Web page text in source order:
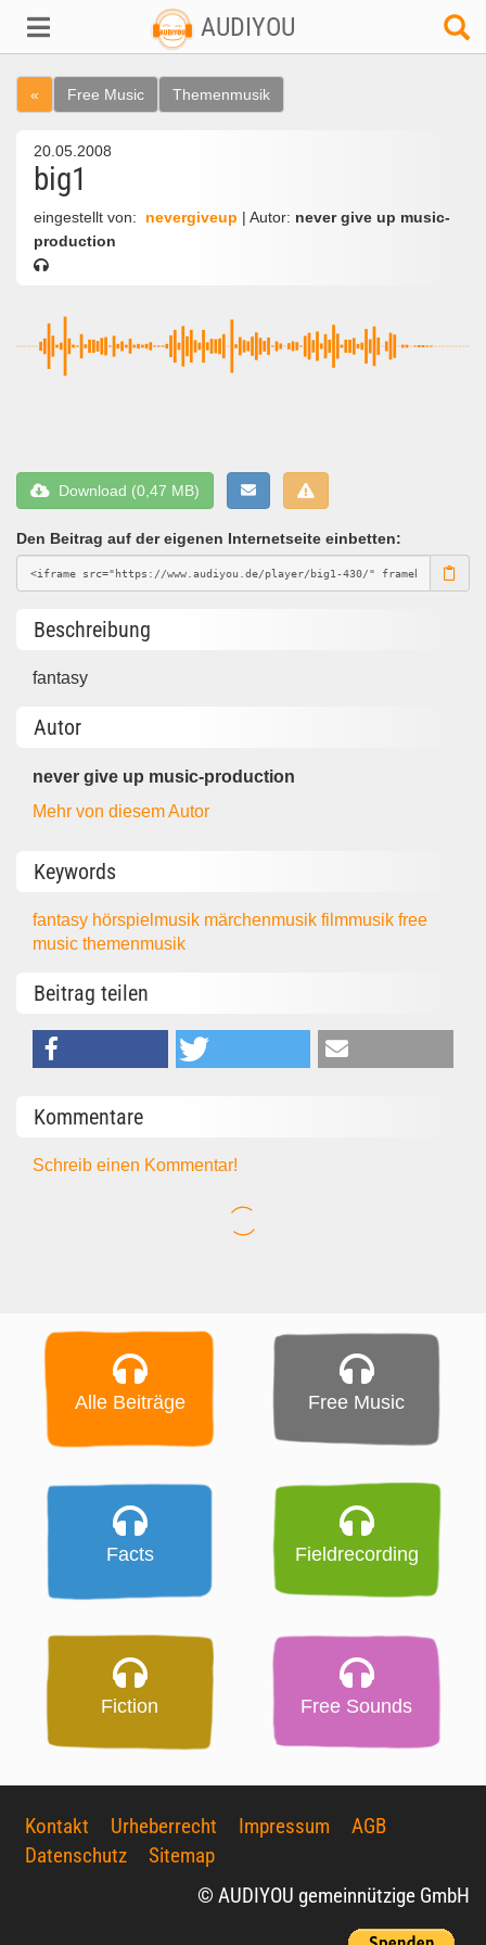
AUDIYOU
« Free Music Themenmusik
20.05.2008
big1
eingestellt von: nevergiveup | Autor: never give up music-
production
Download (0,47 MB)
Den Beitrag auf der eigenen Internetseite einbetten:
Beschreibung
fantasy
Autor
never give up music-production
Mehr von diesem Autor
Keywords
fantasy hörspielmusik märchenmusikfilmmusikfree
musicthemenmusik
Beitrag teilen
Kommentare
Schreib einen Kommentar!
Alle Beiträge Free Music
Facts Fieldrecording
Fiction Free Sounds
Kontakt Urheberrecht Impressum
AGB
Datenschutz
Sitemap
© AUDIYOU gemeinnützige GmbH